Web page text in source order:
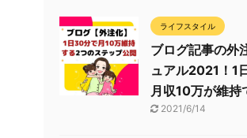
ライフスタイル
ブログ記事の外
ュアル2021！1
月収10万が維持
2021/6/14